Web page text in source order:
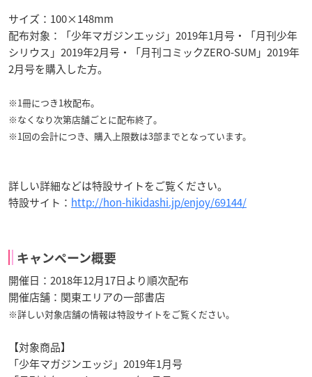
サイズ：100×148mm
配布対象：「少年マガジンエッジ」2019年1月号・「月刊少年
シリウス」2019年2月号・「月刊コミックZERO-SUM」2019年
2月号を購入した方。
※1冊につき1枚配布。
※なくなり次第店舗ごとに配布終了。
※1回の会計につき、購入上限数は3部までとなっています。
詳しい詳細などは特設サイトをご覧ください。
特設サイト： http://hon-hikidashi.jp/enjoy/69144/
キャンペーン概要
開催日：2018年12月17日より順次配布
開催店舗：関東エリアの一部書店
※詳しい対象店舗の情報は特設サイトをご覧ください。
【対象商品】
「少年マガジンエッジ」2019年1月号